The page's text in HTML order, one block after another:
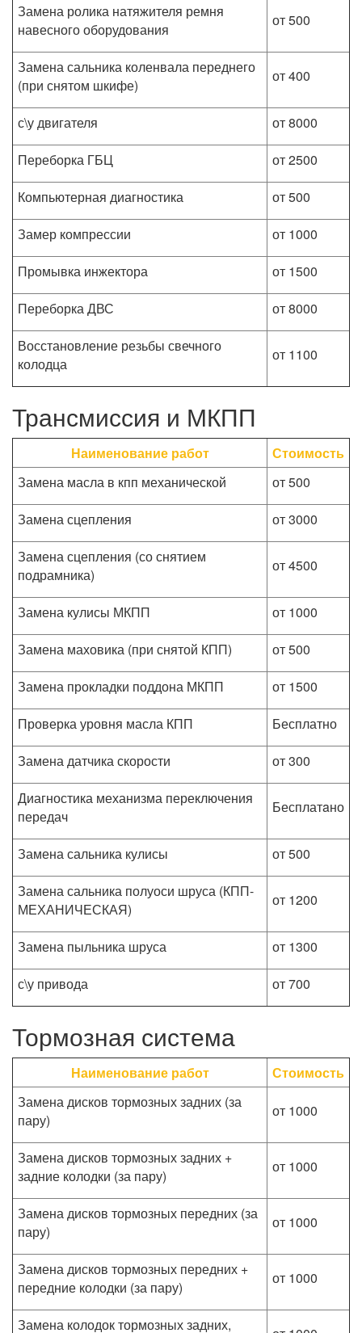
Замена ролика натяжителя ремня
навесного оборудования
от 500
Замена сальника коленвала переднего
(при снятом шкифе)
от 400
с\у двигателя
от 8000
Переборка ГБЦ
от 2500
Компьютерная диагностика
от 500
Замер компрессии
от 1000
Промывка инжектора
от 1500
Переборка ДВС
от 8000
Восстановление резьбы свечного
колодца
от 1100
Трансмиссия и МКПП
Наименование работ
Стоимость
Замена масла в кпп механической
от 500
Замена сцепления
от 3000
Замена сцепления (со снятием
подрамника)
от 4500
Замена кулисы МКПП
от 1000
Замена маховика (при снятой КПП)
от 500
Замена прокладки поддона МКПП
от 1500
Проверка уровня масла КПП
Бесплатно
Замена датчика скорости
от 300
Диагностика механизма переключения
передач
Бесплатaно
Замена сальника кулисы
от 500
Замена сальника полуоси шруса (КПП-
МЕХАНИЧЕСКАЯ)
от 1200
Замена пыльника шруса
от 1300
с\у привода
от 700
Тормозная система
Наименование работ
Стоимость
Замена дисков тормозных задних (за
пару)
от 1000
Замена дисков тормозных задних +
задние колодки (за пару)
от 1000
Замена дисков тормозных передних (за
пару)
от 1000
Замена дисков тормозных передних +
передние колодки (за пару)
от 1000
Замена колодок тормозных задних,